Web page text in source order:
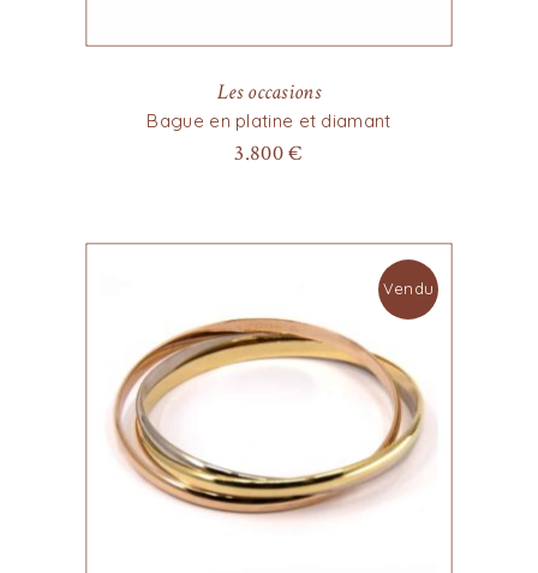
Les occasions
Bague en platine et diamant
3.800€
Vendu